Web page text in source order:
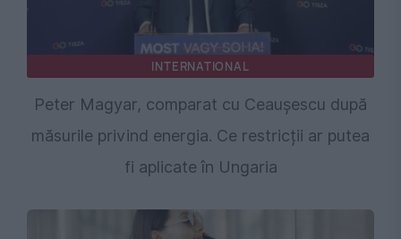
INTERNATIONAL
Peter Magyar, comparat cu Ceaușescu după
măsurile privind energia. Ce restricții ar putea
fi aplicate în Ungaria